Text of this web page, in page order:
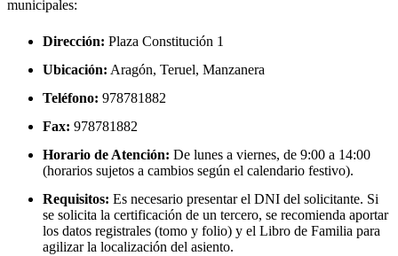
municipales:
Dirección: Plaza Constitución 1
Ubicación: Aragón, Teruel, Manzanera
Teléfono: 978781882
Fax: 978781882
Horario de Atención: De lunes a viernes, de 9:00 a 14:00
(horarios sujetos a cambios según el calendario festivo).
Requisitos: Es necesario presentar el DNI del solicitante. Si
se solicita la certificación de un tercero, se recomienda aportar
los datos registrales (tomo y folio) y el Libro de Familia para
agilizar la localización del asiento.